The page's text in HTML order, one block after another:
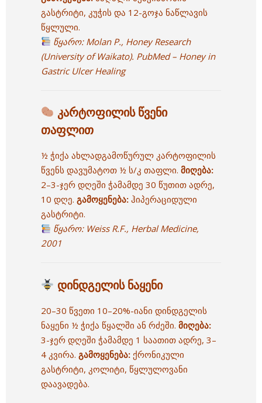
გასტრიტი, კუჭის და 12-გოჯა ნაწლავის
წყლული.
წყარო: Molan P., Honey Research
(University of Waikato). PubMed – Honey in
Gastric Ulcer Healing
კარტოფილის წვენი
თაფლით
½ ჭიქა ახლადგამოწურულ კარტოფილის
წვენს დავუმატოთ ½ ს/კ თაფლი. მიღება:
2–3-ჯერ დღეში ჭამამდე 30 წუთით ადრე,
10 დღე. გამოყენება: ჰიპერაციდული
გასტრიტი.
წყარო: Weiss R.F., Herbal Medicine,
2001
დინდგელის ნაყენი
20–30 წვეთი 10–20%-იანი დინდგელის
ნაყენი ½ ჭიქა წყალში ან რძეში. მიღება:
3-ჯერ დღეში ჭამამდე 1 საათით ადრე, 3–
4 კვირა. გამოყენება: ქრონიკული
გასტრიტი, კოლიტი, წყლულოვანი
დაავადება.